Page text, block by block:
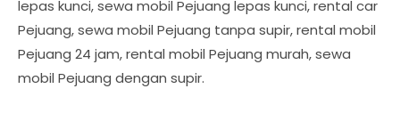
lepas kunci, sewa mobil Pejuang lepas kunci, rental car
Pejuang, sewa mobil Pejuang tanpa supir, rental mobil
Pejuang 24 jam, rental mobil Pejuang murah, sewa
mobil Pejuang dengan supir.